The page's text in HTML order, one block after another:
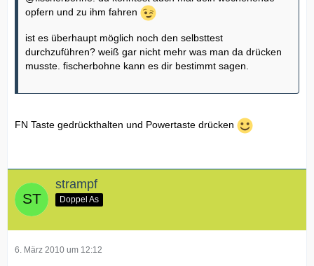
opfern und zu ihm fahren
ist es überhaupt möglich noch den selbsttest
durchzuführen? weiß gar nicht mehr was man da drücken
musste. fischerbohne kann es dir bestimmt sagen.
FN Taste gedrückthalten und Powertaste drücken
strampf
Doppel As
6. März 2010 um 12:12